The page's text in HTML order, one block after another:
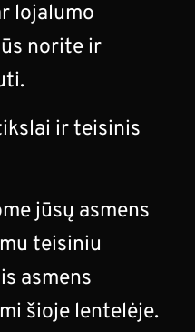
lojalumo
norite ir
ir teisinis
jūsų asmens
teisiniu
asmens
šioje lentelėje.